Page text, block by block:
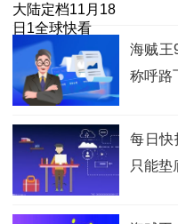
海贼王
称呼路
每日快
只能垫